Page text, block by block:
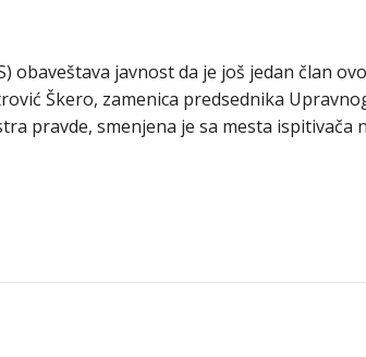
obaveštava javnost da je još jedan član
Škero, zamenica predsednika
pravde, smenjena je sa mesta ispitivača